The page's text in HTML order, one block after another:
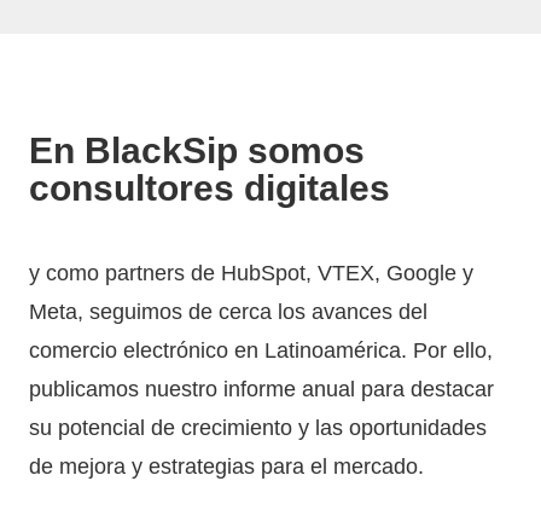
En BlackSip somos
consultores digitales
y como partners de HubSpot, VTEX, Google y
Meta, seguimos de cerca los avances del
comercio electrónico en Latinoamérica. Por ello,
publicamos nuestro informe anual para destacar
su potencial de crecimiento y las oportunidades
de mejora y estrategias para el mercado.